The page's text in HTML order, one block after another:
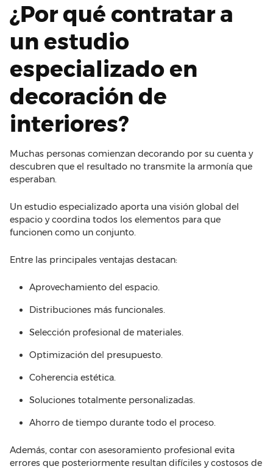
¿Por qué contratar a
un estudio
especializado en
decoración de
interiores?
Muchas personas comienzan decorando por su cuenta y
descubren que el resultado no transmite la armonía que
esperaban.
Un estudio especializado aporta una visión global del
espacio y coordina todos los elementos para que
funcionen como un conjunto.
Entre las principales ventajas destacan:
Aprovechamiento del espacio.
Distribuciones más funcionales.
Selección profesional de materiales.
Optimización del presupuesto.
Coherencia estética.
Soluciones totalmente personalizadas.
Ahorro de tiempo durante todo el proceso.
Además, contar con asesoramiento profesional evita
errores que posteriormente resultan difíciles y costosos de